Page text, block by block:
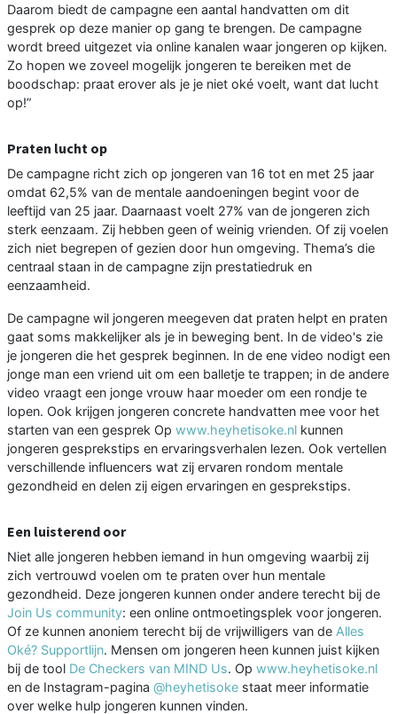
Daarom biedt de campagne een aantal handvatten om dit
gesprek op deze manier op gang te brengen. De campagne
wordt breed uitgezet via online kanalen waar jongeren op kijken.
Zo hopen we zoveel mogelijk jongeren te bereiken met de
boodschap: praat erover als je je niet oké voelt, want dat lucht
op!”
Praten lucht op
De campagne richt zich op jongeren van 16 tot en met 25 jaar
omdat 62,5% van de mentale aandoeningen begint voor de
leeftijd van 25 jaar. Daarnaast voelt 27% van de jongeren zich
sterk eenzaam. Zij hebben geen of weinig vrienden. Of zij voelen
zich niet begrepen of gezien door hun omgeving. Thema’s die
centraal staan in de campagne zijn prestatiedruk en
eenzaamheid.
De campagne wil jongeren meegeven dat praten helpt en praten
gaat soms makkelijker als je in beweging bent. In de video's zie
je jongeren die het gesprek beginnen. In de ene video nodigt een
jonge man een vriend uit om een balletje te trappen; in de andere
video vraagt een jonge vrouw haar moeder om een rondje te
lopen. Ook krijgen jongeren concrete handvatten mee voor het
starten van een gesprek Op www.heyhetisoke.nl kunnen
jongeren gesprekstips en ervaringsverhalen lezen. Ook vertellen
verschillende influencers wat zij ervaren rondom mentale
gezondheid en delen zij eigen ervaringen en gesprekstips.
Een luisterend oor
Niet alle jongeren hebben iemand in hun omgeving waarbij zij
zich vertrouwd voelen om te praten over hun mentale
gezondheid. Deze jongeren kunnen onder andere terecht bij de
Join Us community: een online ontmoetingsplek voor jongeren.
Of ze kunnen anoniem terecht bij de vrijwilligers van de Alles
Oké? Supportlijn. Mensen om jongeren heen kunnen juist kijken
bij de tool De Checkers van MIND Us. Op www.heyhetisoke.nl
en de Instagram-pagina @heyhetisoke staat meer informatie
over welke hulp jongeren kunnen vinden.